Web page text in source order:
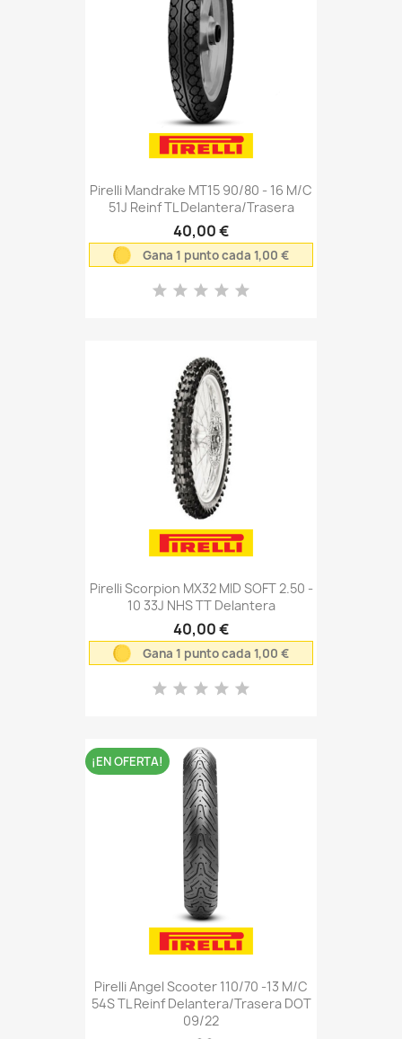
Pirelli Mandrake MT15 90/80 - 16 M/C
51J Reinf TL Delantera/Trasera
40,00 €
Gana 1 punto cada 1,00 €
Pirelli Scorpion MX32 MID SOFT 2.50 -
10 33J NHS TT Delantera
40,00 €
Gana 1 punto cada 1,00 €
Pirelli Angel Scooter 110/70 -13 M/C
54S TL Reinf Delantera/Trasera DOT
09/22
¡EN OFERTA!